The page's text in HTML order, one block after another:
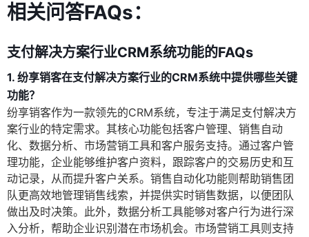
相关问答FAQs：
支付解决方案行业CRM系统功能的FAQs
1. 纷享销客在支付解决方案行业的CRM系统中提供哪些关键
功能？
纷享销客作为一款领先的CRM系统，专注于满足支付解决方
案行业的特定需求。其核心功能包括客户管理、销售自动
化、数据分析、市场营销工具和客户服务支持。通过客户管
理功能，企业能够维护客户资料，跟踪客户的交易历史和互
动记录，从而提升客户关系。销售自动化功能则帮助销售团
队更高效地管理销售线索，并提供实时销售数据，以便团队
做出及时决策。此外，数据分析工具能够对客户行为进行深
入分析，帮助企业识别潜在市场机会。市场营销工具则支持